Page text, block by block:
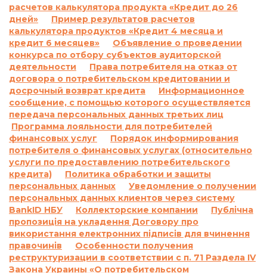
согласно договору о потребительском кредите,
включая просрочку выполнения обязательств
по уплате платежей, а также размер неустойки,
процентной ставки, других платежей,
применяемых или взимаемых в случае
невыполнения обязательства по договору о
потребительском кредите:
1.1.Ответственность за просрочку
выполнения и/или невыполнение условий
договора:
По договору о предоставлении кредита по
продукту «Кредит до 26 дней»:
Согласно п. 7.5. Договора о предоставлении
кредита:
«В случае просрочки выполнения Заемщиком
денежного обязательства по уплате процентов
за пользование Кредитом и/или Комиссии и/
или суммы Кредита в определенные
Договором сроки, на основании положений
расчетов калькулятора продукта «Кредит до 26
дней»
Пример результатов расчетов
калькулятора продуктов «Кредит 4 месяца и
кредит 6 месяцев»
Объявление о проведении
конкурса по отбору субъектов аудиторской
деятельности
Права потребителя на отказ от
договора о потребительском кредитовании и
досрочный возврат кредита
Информационное
сообщение, с помощью которого осуществляется
передача персональных данных третьих лиц
Программа лояльности для потребителей
финансовых услуг
Порядок информирования
потребителя о финансовых услугах (относительно
услуги по предоставлению потребительского
кредита)
Политика обработки и защиты
персональных данных
Уведомление о получении
персональных данных клиентов через систему
BankID НБУ
Коллекторские компании
Публічна
пропозиція на укладення Договору про
використання електронних підписів для вчинення
правочинів
Особенности получения
реструктуризации в соответствии с п. 71 Раздела IV
Закона Украины «О потребительском